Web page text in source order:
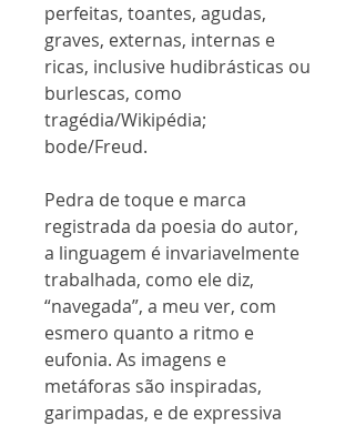
perfeitas, toantes, agudas,
graves, externas, internas e
ricas, inclusive hudibrásticas ou
burlescas, como
tragédia/Wikipédia;
bode/Freud.
Pedra de toque e marca
registrada da poesia do autor,
a linguagem é invariavelmente
trabalhada, como ele diz,
“navegada”, a meu ver, com
esmero quanto a ritmo e
eufonia. As imagens e
metáforas são inspiradas,
garimpadas, e de expressiva